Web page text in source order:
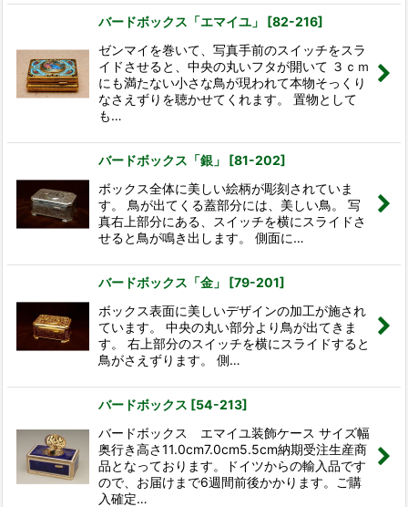
バードボックス「エマイユ」 [82-216]
ゼンマイを巻いて、写真手前のスイッチをスラ
イドさせると、中央の丸いフタが開いて ３ｃｍ
にも満たない小さな鳥が現われて本物そっくり
なさえずりを聴かせてくれます。 置物として
も…
バードボックス「銀」 [81-202]
ボックス全体に美しい絵柄が彫刻されていま
す。 鳥が出てくる蓋部分には、美しい鳥。 写
真右上部分にある、スイッチを横にスライドさ
せると鳥が鳴き出します。 側面に…
バードボックス「金」 [79-201]
ボックス表面に美しいデザインの加工が施され
ています。 中央の丸い部分より鳥が出てきま
す。 右上部分のスイッチを横にスライドすると
鳥がさえずります。 側…
バードボックス [54-213]
バードボックス エマイユ装飾ケース サイズ幅
奥行き高さ11.0cm7.0cm5.5cm納期受注生産商
品となっております。ドイツからの輸入品です
ので、お届けまで6週間前後かかります。ご購
入確定…